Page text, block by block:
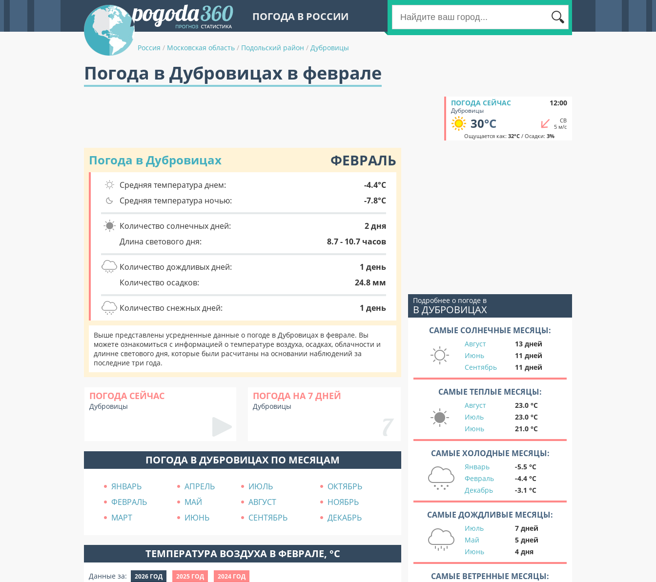
ПОГОДА В РОССИИ
Россия / Московская область / Подольский район / Дубровицы
Погода в Дубровицах в феврале
ПОГОДА СЕЙЧАС 12:00
Дубровицы
30°C
СВ
5 м/с
Ощущается как: 32°C/ Осадки: 3%
Погода в Дубровицах ФЕВРАЛЬ
Средняя температура днем:
-4.4°C
Средняя температура ночью:
-7.8°C
Количество солнечных дней:
2 дня
Длина светового дня:
8.7 - 10.7 часов
Количество дождливых дней:
1 день
Количество осадков:
24.8 мм
Количество снежных дней: 1 день
Выше представлены усредненные данные о погоде в Дубровицах в феврале. Вы
можете ознакомиться с информацией о температуре воздуха, осадках, облачности и
длинне светового дня, которые были расчитаны на основании наблюдений за
последние три года.
ПОГОДА СЕЙЧАС
Дубровицы
ПОГОДА НА 7 ДНЕЙ
Дубровицы
ПОГОДА В ДУБРОВИЦАХ ПО МЕСЯЦАМ
ЯНВАРЬ АПРЕЛЬ ИЮЛЬ
ОКТЯБРЬ
ФЕВРАЛЬ
МАЙ АВГУСТ
НОЯБРЬ
МАРТ
ИЮНЬ СЕНТЯБРЬ ДЕКАБРЬ
ТЕМПЕРАТУРА ВОЗДУХА В ФЕВРАЛЕ, °C
Данные за: 2026 ГОД 2025 ГОД 2024 ГОД
Подробнее о погоде в
В ДУБРОВИЦАХ
САМЫЕ СОЛНЕЧНЫЕ МЕСЯЦЫ:
Август
13 дней
Июнь
11 дней
Сентябрь
11 дней
САМЫЕ ТЕПЛЫЕ МЕСЯЦЫ:
Август
23.0 °C
Июль
23.0 °C
Июнь
21.0 °C
САМЫЕ ХОЛОДНЫЕ МЕСЯЦЫ:
Январь
-5.5 °C
Февраль
-4.4 °C
Декабрь
-3.1 °C
САМЫЕ ДОЖДЛИВЫЕ МЕСЯЦЫ:
Июль
7 дней
Май
5 дней
Июнь
4 дня
САМЫЕ ВЕТРЕННЫЕ МЕСЯЦЫ: